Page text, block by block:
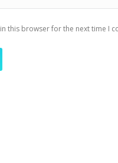
this browser for the next time I